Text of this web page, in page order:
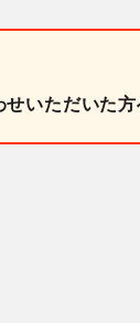
いただいた